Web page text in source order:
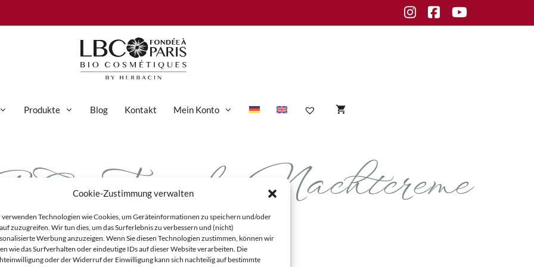
Cookie-Zustimmung verwalten
Technologien wie Cookies, um Geräteinformationen zu speichern und/oder
zuzugreifen. Wir tun dies, um das Surferlebnis zu verbessern und (nicht)
Werbung anzuzeigen. Wenn Sie diesen Technologien zustimmen, können wir
wie das Surfverhalten oder eindeutige IDs auf dieser Website verarbeiten. Die
oder der Widerruf der Einwilligung kann sich nachteilig auf bestimmte
InstagramFacebookYoutube
Produkte
Anti-Aging-Pflege
Hand- und Körperpflege
Körperpflege
Sensible Haut
empfindliche Haut
Blog Kontakt Mein Konto